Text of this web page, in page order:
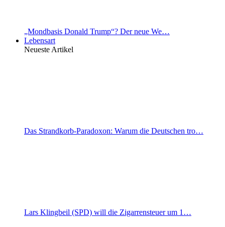
„Mondbasis Donald Trump“? Der neue We…
Lebensart
Neueste Artikel
Das Strandkorb-Paradoxon: Warum die Deutschen tro…
Lars Klingbeil (SPD) will die Zigarrensteuer um 1…